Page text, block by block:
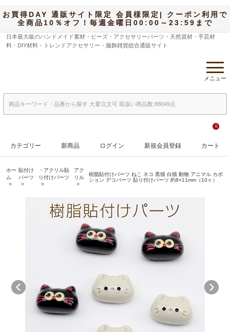
お買得DAY 通販サイト限定 会員様限定| クーポン利用で
全商品10％オフ！毎週金曜日00:00～23:59まで
日本最大級のハンドメイド素材・ビーズ・アクセサリーパーツ・天然資材・手芸材
料・DIY材料・トレンドアクセサリー・服飾雑貨総合通販サイト
メニュー
カテゴリー 新商品 ログイン 新規会員登録
0
カート
ホー
ム
貼付け
パーツ
・アクリル貼
り付けパーツ
アク
リル
樹脂貼付けパーツ ねこ ネコ 黒猫 白猫 動物 アニマル カボ
ション デコパーツ 貼り付けパーツ 約8×11mm（10ヶ）